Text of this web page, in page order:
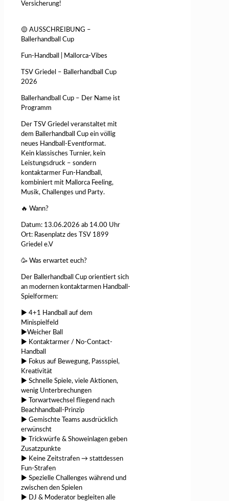
Versicherung!
🟡 AUSSCHREIBUNG –
Ballerhandball Cup
Fun-Handball | Mallorca-Vibes
TSV Griedel – Ballerhandball Cup
2026
Ballerhandball Cup – Der Name ist
Programm
Der TSV Griedel veranstaltet mit
dem Ballerhandball Cup ein völlig
neues Handball-Eventformat.
Kein klassisches Turnier, kein
Leistungsdruck – sondern
kontaktarmer Fun-Handball,
kombiniert mit Mallorca Feeling,
Musik, Challenges und Party.
🔥 Wann?
Datum: 13.06.2026 ab 14.00 Uhr
Ort: Rasenplatz des TSV 1899
Griedel e.V
🥳 Was erwartet euch?
Der Ballerhandball Cup orientiert sich
an modernen kontaktarmen Handball-
Spielformen:
▶ 4+1 Handball auf dem
Minispielfeld
▶Weicher Ball
▶ Kontaktarmer / No-Contact-
Handball
▶ Fokus auf Bewegung, Passspiel,
Kreativität
▶ Schnelle Spiele, viele Aktionen,
wenig Unterbrechungen
▶ Torwartwechsel fliegend nach
Beachhandball-Prinzip
▶ Gemischte Teams ausdrücklich
erwünscht
▶ Trickwürfe & Showeinlagen geben
Zusatzpunkte
▶ Keine Zeitstrafen → stattdessen
Fun-Strafen
▶ Spezielle Challenges während und
zwischen den Spielen
▶ DJ & Moderator begleiten alle